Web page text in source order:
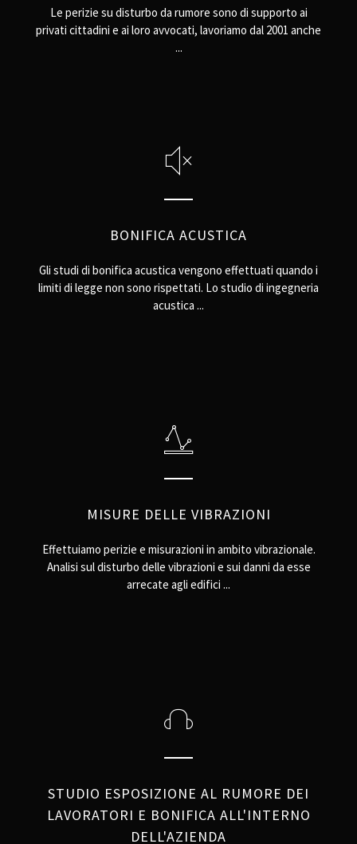
Le perizie su disturbo da rumore sono di supporto ai
privati cittadini e ai loro avvocati, lavoriamo dal 2001 anche
...
BONIFICA ACUSTICA
Gli studi di bonifica acustica vengono effettuati quando i
limiti di legge non sono rispettati. Lo studio di ingegneria
acustica ...
MISURE DELLE VIBRAZIONI
Effettuiamo perizie e misurazioni in ambito vibrazionale.
Analisi sul disturbo delle vibrazioni e sui danni da esse
arrecate agli edifici ...
STUDIO ESPOSIZIONE AL RUMORE DEI
LAVORATORI E BONIFICA ALL'INTERNO
DELL'AZIENDA